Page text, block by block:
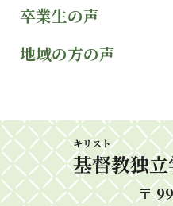
卒業生の声
地域の方の声
基督
キリスト
教独
〒